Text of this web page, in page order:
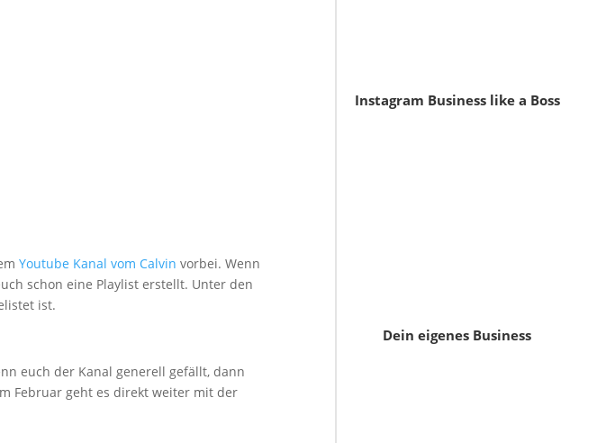
Youtube Kanal vom Calvin vorbei. Wenn
schon eine Playlist erstellt. Unter den
ist.
euch der Kanal generell gefällt, dann
Februar geht es direkt weiter mit der
Instagram Business like a Boss
Dein eigenes Business